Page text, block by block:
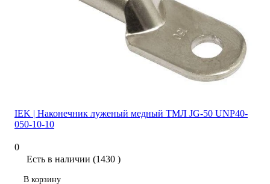
IEK | Наконечник луженый медный ТМЛ JG-50 UNP40-
050-10-10
0
Есть в наличии (1430 )
В корзину